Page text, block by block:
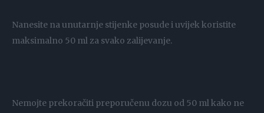
Nanesite na unutarnje stijenke posude i uvijek koristite
maksimalno 50 ml za svako zalijevanje.
Nemojte prekoračiti preporučenu dozu od 50 ml kako ne